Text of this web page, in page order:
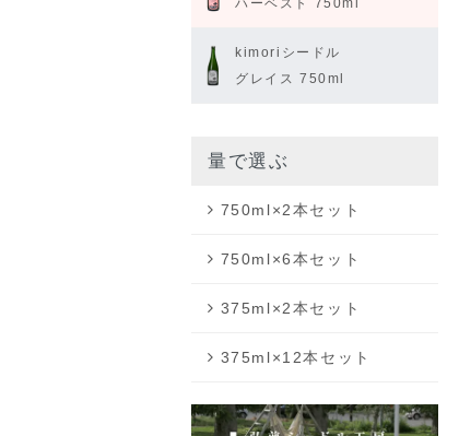
kimoriシードル
グレイス 750ml
量で選ぶ
750ml×2本セット
750ml×6本セット
375ml×2本セット
375ml×12本セット